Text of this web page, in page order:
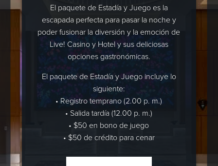
El paquete de Estadía y Juego es la
escapada perfecta para pasar la noche y
poder fusionar la diversión y la emoción de
Live! Casino y Hotel y sus deliciosas
opciones gastronómicas.
El paquete de Estadía y Juego incluye lo
siguiente:
• Registro temprano (2.00 p. m.)
• Salida tardía (12.00 p. m.)
• $50 en bono de juego
• $50 de crédito para cenar